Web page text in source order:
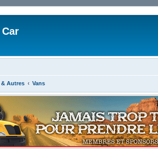
& Autres Vans